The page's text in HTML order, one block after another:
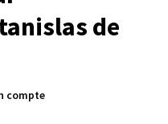
de
compte